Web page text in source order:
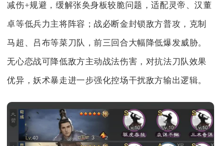
减伤+规避，缓解张奂身板较脆问题，适配灵帝、汉董
卓等低兵力主将阵容；战必断金封锁敌方普攻，克制
马超、吕布等菜刀队，前三回合大幅降低爆发威胁。
无心恋战可降低敌方主动战法伤害，对抗法刀队效果
优异，妖术暴走进一步强化控场干扰敌方输出逻辑。